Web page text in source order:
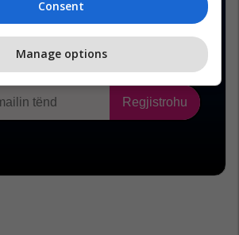
Consent
Manage options